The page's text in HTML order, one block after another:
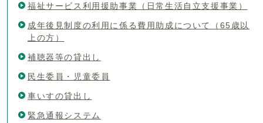
福祉サービス利用援助事業（日常生活自立支援事業）
成年後見制度の利用に係る費用助成について（65歳以
上の方）
補聴器等の貸出し
民生委員・児童委員
車いすの貸出し
緊急通報システム